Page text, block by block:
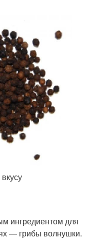
ингредиентом для
— грибы волнушки.